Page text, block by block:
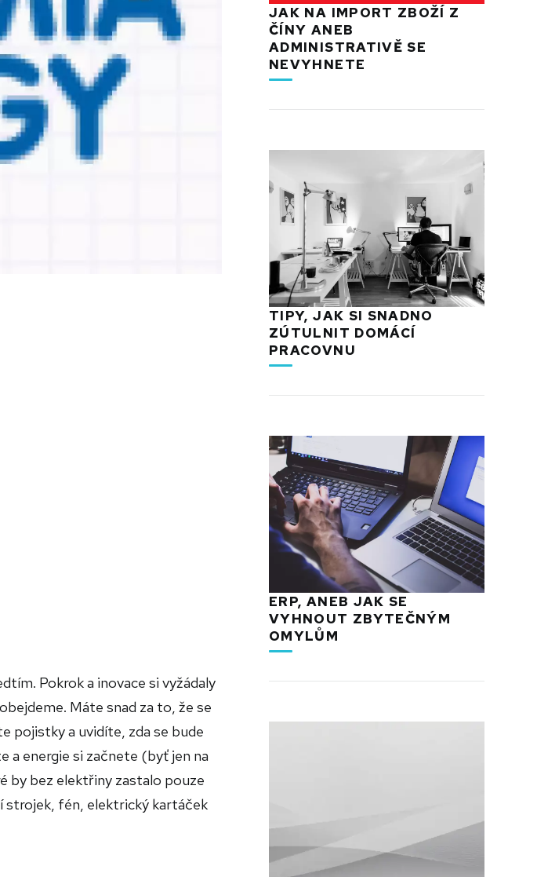
Pokrok a inovace si vyžádaly
Máte snad za to, že se
pojistky a uvidíte, zda se bude
a energie si začnete (byť jen na
by bez elektřiny zastalo pouze
strojek, fén, elektrický kartáček
JAK NA IMPORT ZBOŽÍ Z
ČÍNY ANEB
ADMINISTRATIVĚ SE
NEVYHNETE
TIPY, JAK SI SNADNO
ZÚTULNIT DOMÁCÍ
PRACOVNU
ERP, ANEB JAK SE
VYHNOUT ZBYTEČNÝM
OMYLŮM